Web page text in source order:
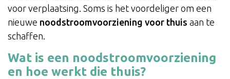
voor verplaatsing. Soms is het voordeliger om een
nieuwe noodstroomvoorziening voor thuis aan te
schaffen.
Wat is een noodstroomvoorziening
en hoe werkt die thuis?